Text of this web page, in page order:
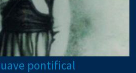
pontifical